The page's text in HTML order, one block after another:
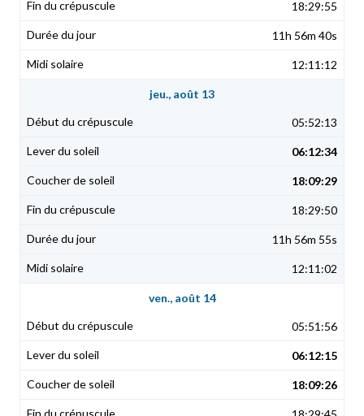
18:29:55
11h 56m 40s
12:11:12
jeu., août 13
05:52:13
06:12:34
18:09:29
18:29:50
11h 56m 55s
12:11:02
ven., août 14
05:51:56
06:12:15
18:09:26